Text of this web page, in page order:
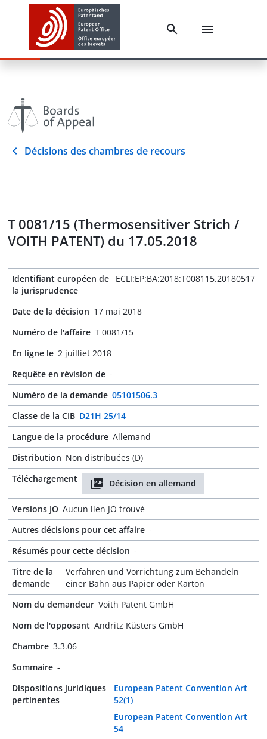
Décisions des chambres de recours
T 0081/15 (Thermosensitiver Strich /
VOITH PATENT) du 17.05.2018
Identifiant européen de
la jurisprudence
ECLI:EP:BA:2018:T008115.20180517
Date de la décision 17 mai 2018
Numéro de l'affaire T 0081/15
En ligne le 2 juilliet 2018
Requête en révision de -
Numéro de la demande 05101506.3
Classe de la CIB D21H 25/14
Langue de la procédure Allemand
Distribution Non distribuées (D)
Téléchargement
Décision en allemand
Versions JO Aucun lien JO trouvé
Autres décisions pour cet affaire -
Résumés pour cette décision -
Titre de la
demande
Verfahren und Vorrichtung zum Behandeln
einer Bahn aus Papier oder Karton
Nom du demandeur Voith Patent GmbH
Nom de l'opposant Andritz Küsters GmbH
Chambre 3.3.06
Sommaire -
Dispositions juridiques
pertinentes
European Patent Convention Art
52(1)
European Patent Convention Art
54